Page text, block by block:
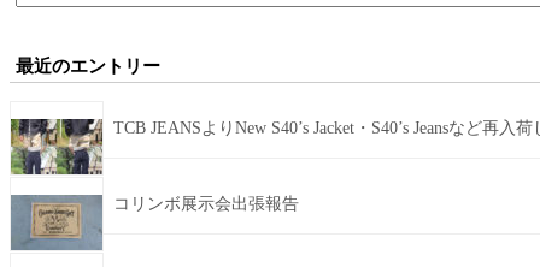
索:
最近のエントリー
TCB JEANSよりNew S40’s Jacket・S40’s Jeansなど再入
コリンボ展示会出張報告